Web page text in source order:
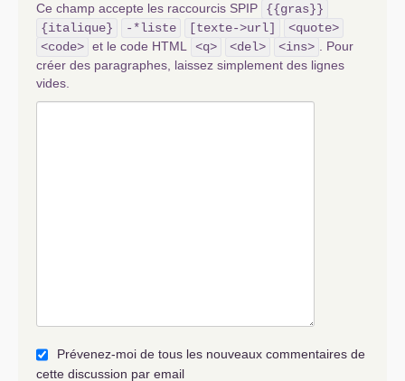
Ce champ accepte les raccourcis SPIP
{{gras}}
{italique}
-*liste [texte->url]
<quote>
<code> et le code HTML <q> <del> <ins>
. Pour
créer des paragraphes, laissez simplement des lignes
vides.
Prévenez-moi de tous les nouveaux commentaires de
cette discussion par email